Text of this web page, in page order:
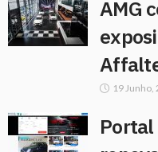
AMG
19 Junho,